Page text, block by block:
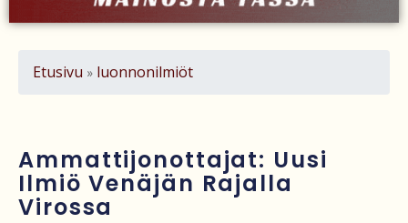
mitä tiedetään traagisesta turmasta
Hormuzinsalmen
Israelin isku Beirutiin kiristää jännitteitä – Hezbollah, Iran ja
tulitaukosopu vaakalaudalla
Etusivu » luonnonilmiöt
Ammattijonottajat: Uusi
Ilmiö Venäjän Rajalla
Virossa